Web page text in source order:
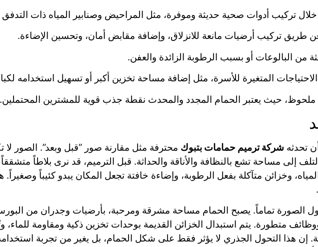
تركيب أدوات صحية حديثة وموفرة، مثل المراحيض وصنابير المياه ذات
طريق تركيب أرضيات مانعة للانزلاق، وإضافة مقابض أمان، وتحسين الإضاءة.
من البالوعات أو بسبب الرطوبة الزائدة والعفن.
المتغيرة للأسرة، مثل إضافة مساحة تخزين أكبر أو تسهيل استخدامه
ملحوظ، حيث يعتبر الحمام المجدد والمحدث نقطة جذب قوية للمشترين المحتملين.
تحدثهشركة ترميم حمامات بتبوك محترفة مثل مقارنة صور “قبل وبعد”. الصور
إلى مساحة تشع بالنظافة والأناقة والحداثة. قبل الترميم، قد نرى بلاطاً
وخزائن متآكلة بفعل الرطوبة، وإضاءة خافتة تجعل المكان يبدو كئيباً وصغيراً.
الصورة تماماً. يصبح الحمام مساحة مشرقة ومرحبة، بأرضيات وجدران من
متطورة. يتم استبدال الخزائن القديمة بوحدات تخزين ذكية ومقاومة للماء،
إن هذا التحول الجذري لا يؤثر فقط على شكل الحمام، بل يغير من تجربة